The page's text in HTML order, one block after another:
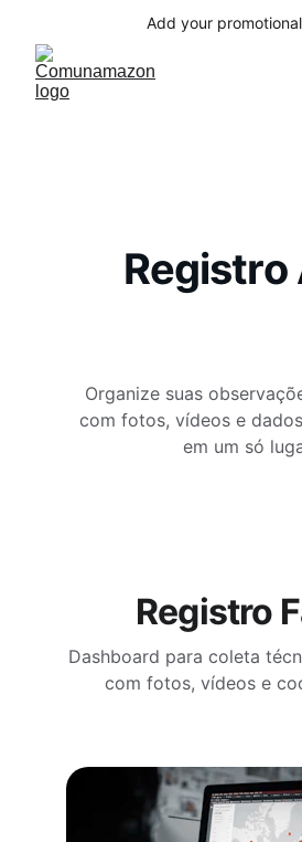
Add your
Registro
Organize suas
com fotos, vídeos e
em um só
Registro
Dashboard para coleta
com fotos, vídeos e